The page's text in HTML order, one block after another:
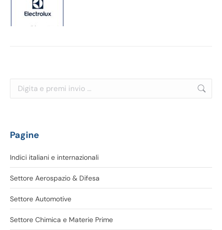
Cerca:
Pagine
Indici italiani e internazionali
Settore Aerospazio & Difesa
Settore Automotive
Settore Chimica e Materie Prime